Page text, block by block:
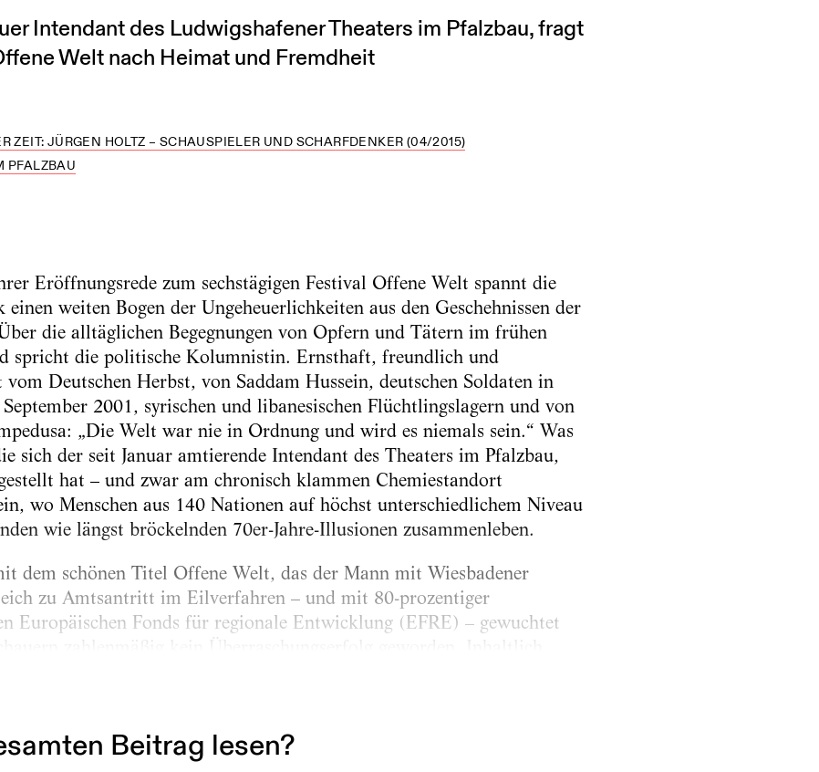
Intendant des Ludwigshafener Theaters im Pfalzbau, fragt
Welt nach Heimat und Fremdheit
ZEIT: JÜRGEN HOLTZ – SCHAUSPIELER UND SCHARFDENKER (04/2015)
PFALZBAU
Eröffnungsrede zum sechstägigen Festival Offene Welt spannt die
weiten Bogen der Ungeheuerlichkeiten aus den Geschehnissen der
die alltäglichen Begegnungen von Opfern und Tätern im frühen
spricht die politische Kolumnistin. Ernsthaft, freundlich und
Deutschen Herbst, von Saddam Hussein, deutschen Soldaten in
2001, syrischen und libanesischen Flüchtlingslagern und von
„Die Welt war nie in Ordnung und wird es niemals sein.“ Was
sich der seit Januar amtierende Intendant des Theaters im Pfalzbau,
hat – und zwar am chronisch klammen Chemiestandort
wo Menschen aus 140 Nationen auf höchst unterschiedlichem Niveau
wie längst bröckelnden 70er-Jahre-Illusionen zusammenleben.
dem schönen Titel Offene Welt, das der Mann mit Wiesbadener
zu Amtsantritt im Eilverfahren – und mit 80-prozentiger
Europäischen Fonds für regionale Entwicklung (EFRE) – gewuchtet
Beitrag lesen?